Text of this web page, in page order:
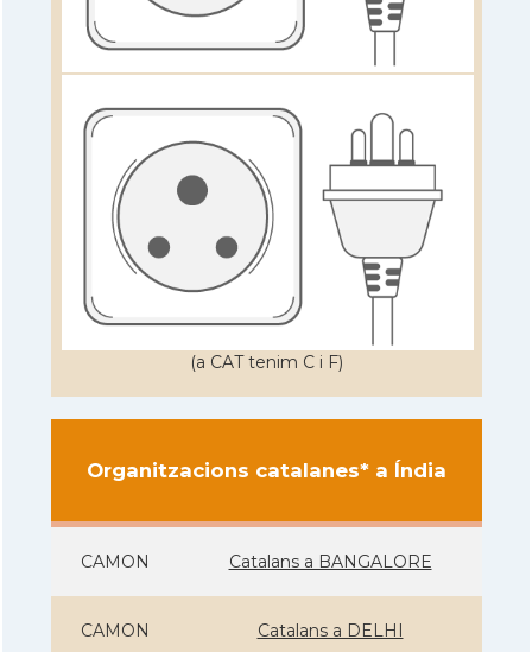
(a CAT tenim C i F)
Organitzacions catalanes* a Índia
CAMON Catalans a BANGALORE
CAMON Catalans a DELHI